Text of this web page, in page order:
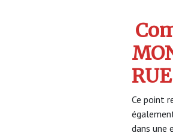
Ce point
dans une